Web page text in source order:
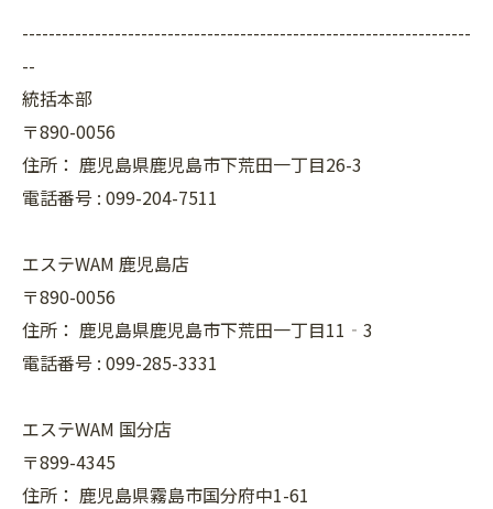
--------------------------------------------------------------------
--
統括本部
〒890-0056
住所： 鹿児島県鹿児島市下荒田一丁目26-3
電話番号 : 099-204-7511
エステWAM 鹿児島店
〒890-0056
住所： 鹿児島県鹿児島市下荒田一丁目11‐3
電話番号 : 099-285-3331
エステWAM 国分店
〒899-4345
住所： 鹿児島県霧島市国分府中1-61